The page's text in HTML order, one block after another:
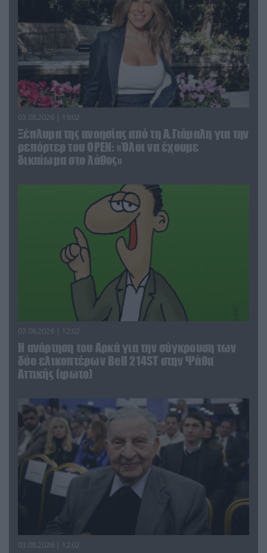
03.08.2026 | 19:02
Ξέπλυμα της ανοησίας από τη Α.Γιάμαλη για την
ρεπόρτερ του ΟΡΕΝ: «Όλοι να έχουμε
δικαίωμα στο λάθος»
03.08.2026 | 12:02
Η ανάρτηση του Αρκά για την σύγκρουση των
δύο ελικοπτέρων Bell 214ST στην Ψάθα
Αττικής (φωτο)
03.08.2026 | 12:02